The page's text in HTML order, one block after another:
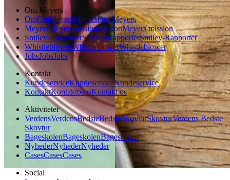
Om Meyers
OmOmMeyersMeyersOm Meyers
MeyersMeyersmissionmissionMeyers mission
Smiley-RapporterSmiley-RapporterSmiley-Rapporter
WhistleblowerWhistleblowerWhistleblower
JobsJobsJobs
Kontakt
KundeserviceKundeserviceKundeservice
KontaktKontaktososKontakt os
Aktiviteter
VerdensVerdensBedsteBedsteSkovturSkovturVerdens Bedste
Skovtur
BageskolenBageskolenBageskolen
NyhederNyhederNyheder
CasesCasesCases
Social